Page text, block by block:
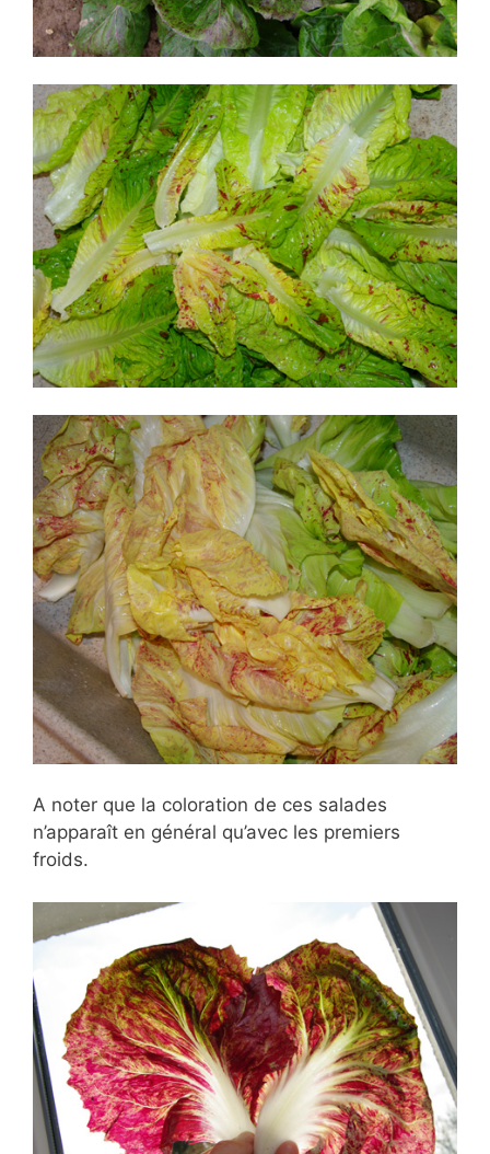
A noter que la coloration de ces salades
n’apparaît en général qu’avec les premiers
froids.